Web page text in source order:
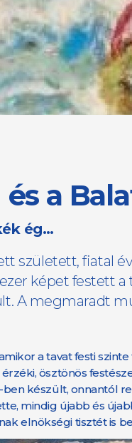
a
ég…
született, fiatal
képet festett
A megmaradt
a tavat festi
ösztönös
ben készült, onnantól
mindig újabb és
elnökségi tisztét is